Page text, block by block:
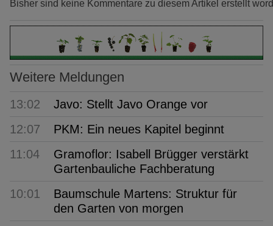
Bisher sind keine Kommentare zu diesem Artikel erstellt
Weitere Meldungen
13:02
Javo: Stellt Javo Orange vor
12:07
PKM: Ein neues Kapitel beginnt
11:04
Gramoflor: Isabell Brügger verstärkt
Gartenbauliche Fachberatung
10:01
Baumschule Martens: Struktur für
den Garten von morgen